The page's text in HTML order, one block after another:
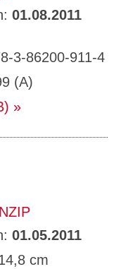
01.08.2011
3-86200-911-4
(A)
01.05.2011
cm